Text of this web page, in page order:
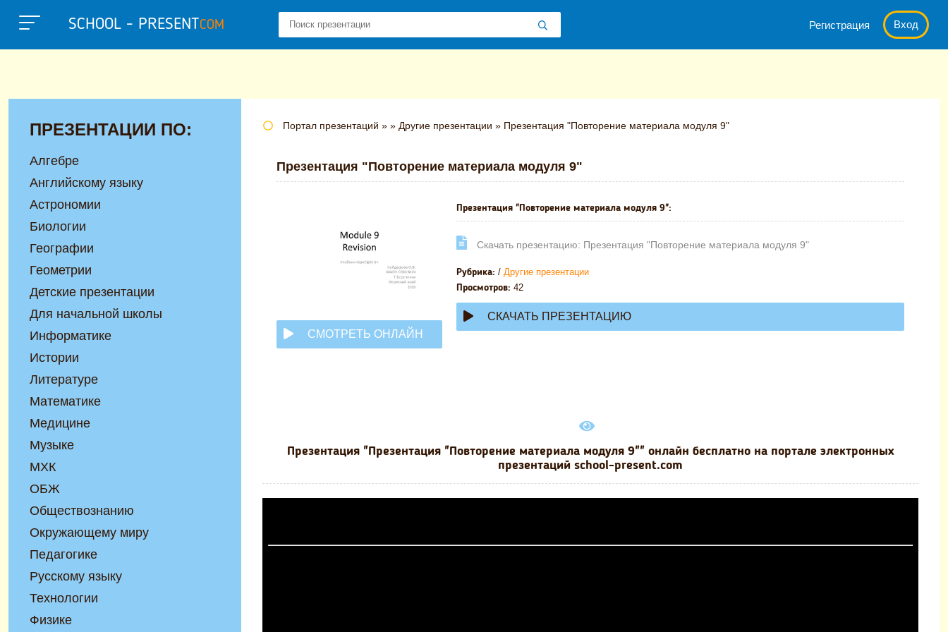
SCHOOL - PRESENTCOM Регистрация Вход
Портал презентаций » » Другие презентации » Презентация "Повторение материала модуля 9"
Презентация "Повторение материала модуля 9"
СМОТРЕТЬ ОНЛАЙН
Презентация "Повторение материала модуля 9":
Cкачать презентацию: Презентация "Повторение материала модуля 9"
Рубрика: / Другие презентации
Просмотров: 42
СКАЧАТЬ ПРЕЗЕНТАЦИЮ
Презентация "Презентация "Повторение материала модуля 9"" онлайн бесплатно на портале электронных
презентаций school-present.com
ПРЕЗЕНТАЦИИ ПО:
Алгебре
Английскому языку
Астрономии
Биологии
Географии
Геометрии
Детские презентации
Для начальной школы
Информатике
Истории
Литературе
Математике
Медицине
Музыке
МХК
ОБЖ
Обществознанию
Окружающему миру
Педагогике
Русскому языку
Технологии
Физике